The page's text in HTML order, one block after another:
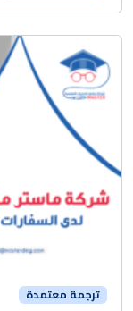
ترجمة معتمدة